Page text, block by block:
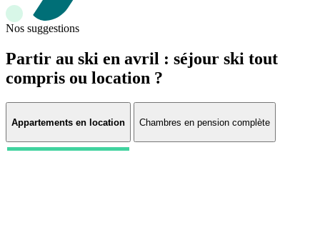
Nos suggestions
Partir au ski en avril : séjour ski tout
compris ou location ?
Appartements en location Chambres en pension complète